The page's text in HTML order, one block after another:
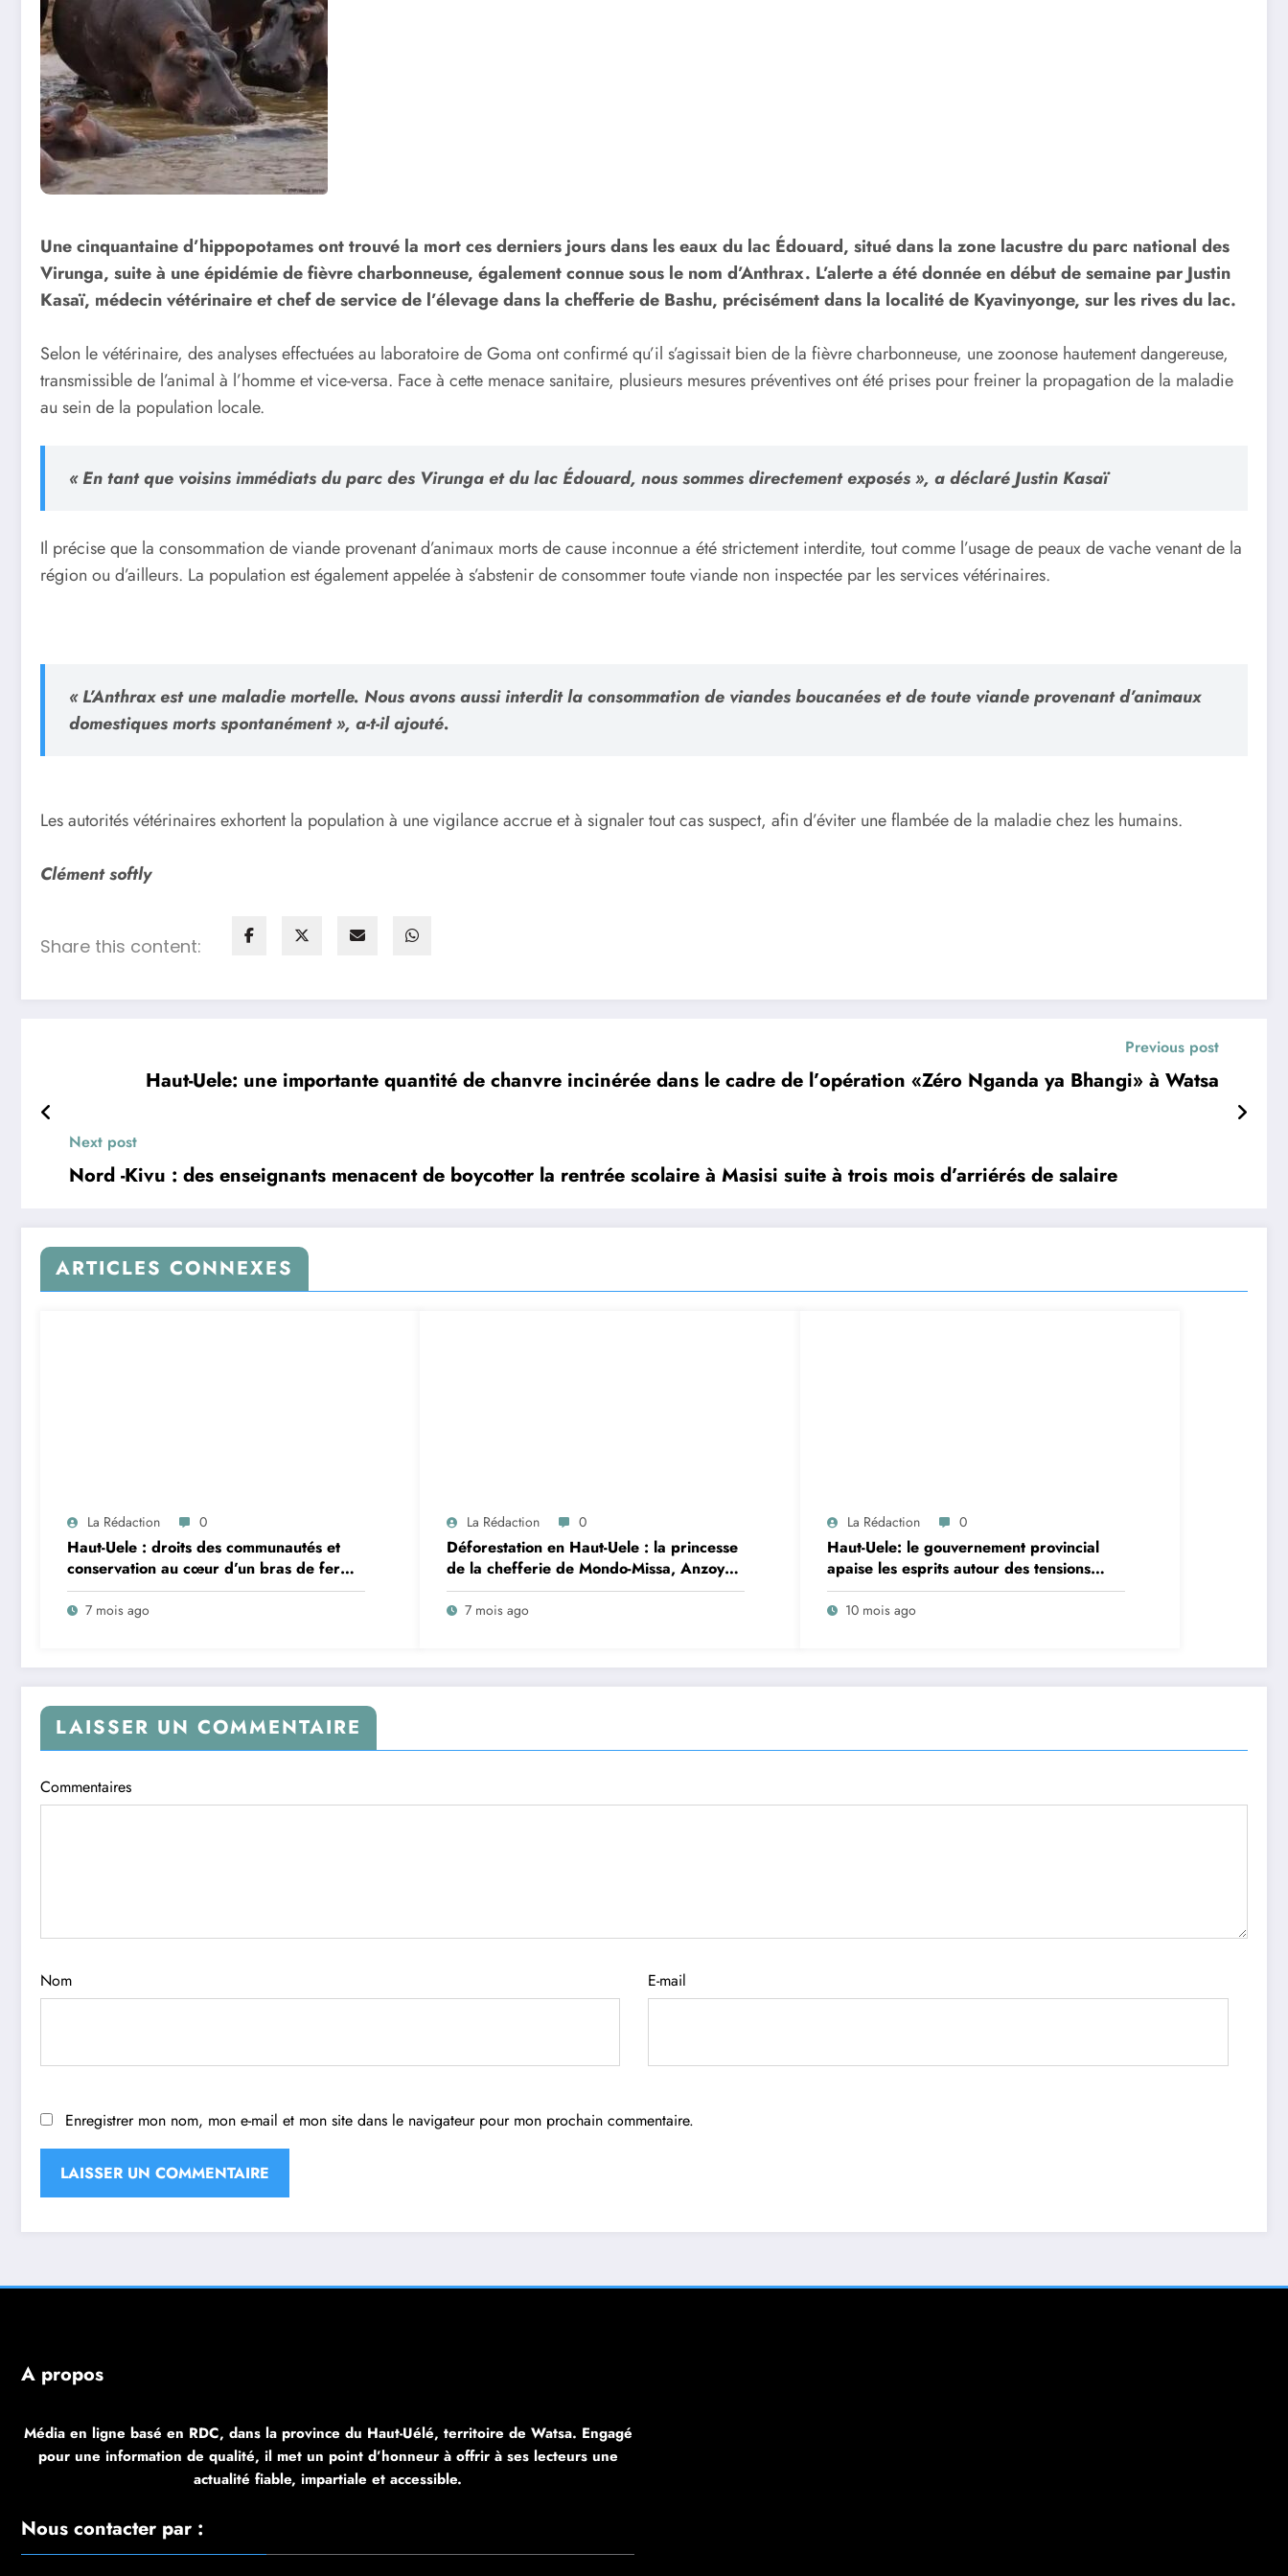
Une cinquantaine d’hippopotames ont trouvé la mort ces derniers jours dans les eaux du lac Édouard, situé dans la zone lacustre du parc national des
Virunga, suite à une épidémie de fièvre charbonneuse, également connue sous le nom d’Anthrax. L’alerte a été donnée en début de semaine par Justin
Kasaï, médecin vétérinaire et chef de service de l’élevage dans la chefferie de Bashu, précisément dans la localité de Kyavinyonge, sur les rives du lac.
Selon le vétérinaire, des analyses effectuées au laboratoire de Goma ont confirmé qu’il s’agissait bien de la fièvre charbonneuse, une zoonose hautement dangereuse,
transmissible de l’animal à l’homme et vice-versa. Face à cette menace sanitaire, plusieurs mesures préventives ont été prises pour freiner la propagation de la maladie
au sein de la population locale.
« En tant que voisins immédiats du parc des Virunga et du lac Édouard, nous sommes directement exposés », a déclaré Justin Kasaï
Il précise que la consommation de viande provenant d’animaux morts de cause inconnue a été strictement interdite, tout comme l’usage de peaux de vache venant de la
région ou d’ailleurs. La population est également appelée à s’abstenir de consommer toute viande non inspectée par les services vétérinaires.
« L’Anthrax est une maladie mortelle. Nous avons aussi interdit la consommation de viandes boucanées et de toute viande provenant d’animaux
domestiques morts spontanément », a-t-il ajouté.
Les autorités vétérinaires exhortent la population à une vigilance accrue et à signaler tout cas suspect, afin d’éviter une flambée de la maladie chez les humains.
Clément softly
Share this content:
Previous post
Haut-Uele: une importante quantité de chanvre incinérée dans le cadre de l’opération «Zéro Nganda ya Bhangi» à Watsa
Next post
Nord -Kivu : des enseignants menacent de boycotter la rentrée scolaire à Masisi suite à trois mois d’arriérés de salaire
ARTICLES CONNEXES
La Rédaction 0
Haut-Uele : droits des communautés et
conservation au cœur d’un bras de fer
entre la chefferie de Mondo-Missa et le
Parc national de la Garamba
7 mois ago
La Rédaction 0
Déforestation en Haut-Uele : la princesse
de la chefferie de Mondo-Missa, Anzoyo-
Egbarama Esther, tire la sonnette
d’alarme et appelle à une conscience
7 mois ago
La Rédaction 0
Haut-Uele: le gouvernement provincial
apaise les esprits autour des tensions
entre le parc national de la Garamba et
les riverains
10 mois ago
LAISSER UN COMMENTAIRE
Commentaires
Nom E-mail
Enregistrer mon nom, mon e-mail et mon site dans le navigateur pour mon prochain commentaire.
À propos
Média en ligne basé en RDC, dans la province du Haut-Uélé, territoire de Watsa. Engagé
pour une information de qualité, il met un point d’honneur à offrir à ses lecteurs une
actualité fiable, impartiale et accessible.
Nous contacter par :